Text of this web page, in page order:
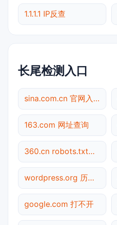
1.1.1.1 IP反查
长尾检测入口
sina.com.cn 官网入口
163.com 网址查询
360.cn robots.txt检测
wordpress.org 历史快照
google.com 打不开